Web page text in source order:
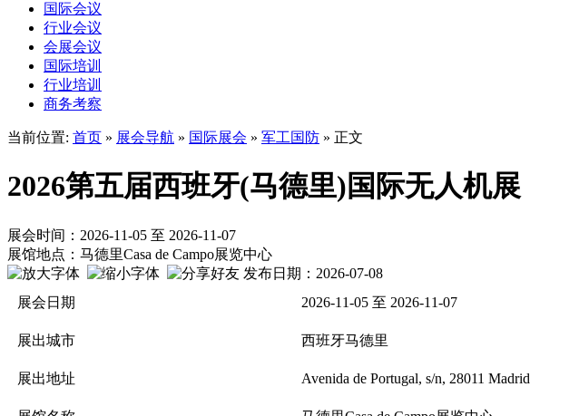
国际会议
行业会议
会展会议
国际培训
行业培训
商务考察
当前位置: 首页 » 展会导航 » 国际展会 » 军工国防 » 正文
2026第五届西班牙(马德里)国际无人机展
展会时间：2026-11-05 至 2026-11-07
展馆地点：马德里Casa de Campo展览中心
发布日期：2026-07-08
展会日期
2026-11-05 至 2026-11-07
展出城市 西班牙马德里
展出地址 Avenida de Portugal, s/n, 28011 Madrid